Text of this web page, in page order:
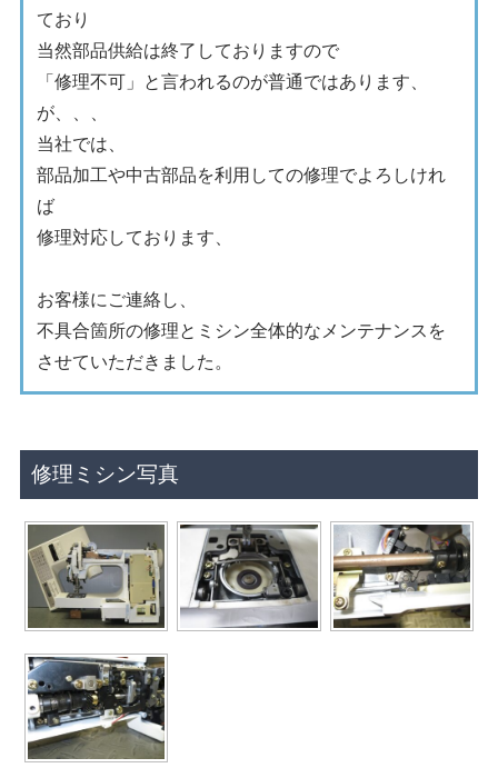
ており
当然部品供給は終了しておりますので
「修理不可」と言われるのが普通ではあります、
が、、、
当社では、
部品加工や中古部品を利用しての修理でよろしけれ
ば
修理対応しております、
お客様にご連絡し、
不具合箇所の修理とミシン全体的なメンテナンスを
させていただきました。
修理ミシン写真